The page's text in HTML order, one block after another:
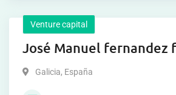
Venture capital
José Manuel fernandez
Galicia, España